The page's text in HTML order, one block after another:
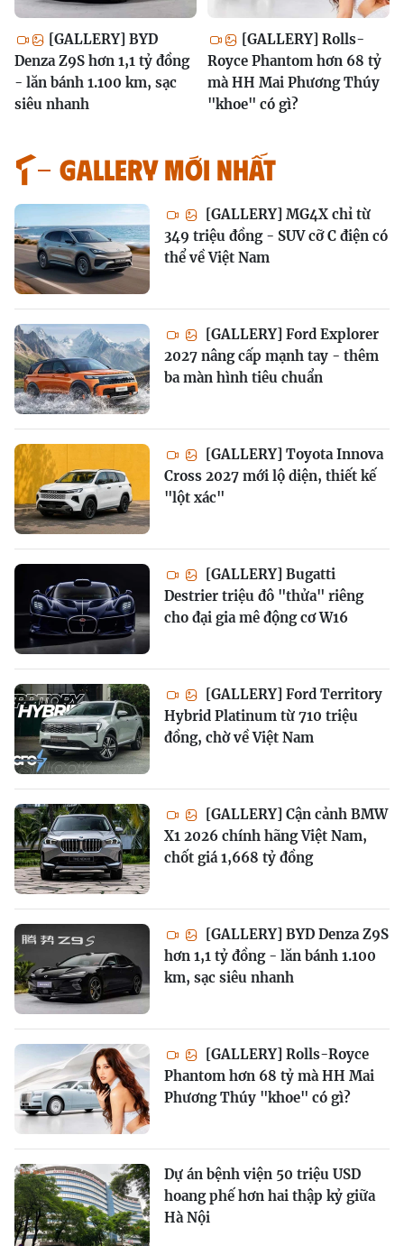
[GALLERY] BYD
Denza Z9S hơn 1,1 tỷ đồng
- lăn bánh 1.100 km, sạc
siêu nhanh
[GALLERY] Rolls-
Royce Phantom hơn 68 tỷ
mà HH Mai Phương Thúy
"khoe" có gì?
GALLERY MỚI NHẤT
[GALLERY] MG4X chỉ từ
349 triệu đồng - SUV cỡ C điện có
thể về Việt Nam
[GALLERY] Ford Explorer
2027 nâng cấp mạnh tay - thêm
ba màn hình tiêu chuẩn
[GALLERY] Toyota Innova
Cross 2027 mới lộ diện, thiết kế
"lột xác"
[GALLERY] Bugatti
Destrier triệu đô "thửa" riêng
cho đại gia mê động cơ W16
[GALLERY] Ford Territory
Hybrid Platinum từ 710 triệu
đồng, chờ về Việt Nam
[GALLERY] Cận cảnh BMW
X1 2026 chính hãng Việt Nam,
chốt giá 1,668 tỷ đồng
[GALLERY] BYD Denza Z9S
hơn 1,1 tỷ đồng - lăn bánh 1.100
km, sạc siêu nhanh
[GALLERY] Rolls-Royce
Phantom hơn 68 tỷ mà HH Mai
Phương Thúy "khoe" có gì?
Dự án bệnh viện 50 triệu USD
hoang phế hơn hai thập kỷ giữa
Hà Nội